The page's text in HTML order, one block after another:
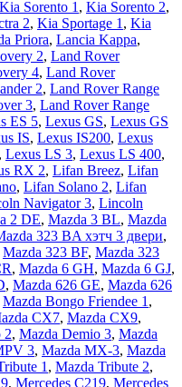
Kia Sorento 1 , Kia Sorento 2,
2, Kia Sportage 1 , Kia
Priora, Lancia Kappa,
2, Land Rover
4, Land Rover
2, Land Rover Range
3, Land Rover Range
ES 5, Lexus GS, Lexus GS
IS, Lexus IS200, Lexus
, Lexus LS 3, Lexus LS 400,
RX 2, Lifan Breez, Lifan
, Lifan Solano 2, Lifan
Navigator 3, Lincoln
2 DE, Mazda 3 BL, Mazda
323 BA хэтч 3 двери,
Mazda 323 BF, Mazda 323
, Mazda 6 GH, Mazda 6 GJ,
, Mazda 626 GE, Mazda 626
Mazda Bongo Friendee 1 ,
CX7, Mazda CX9,
2, Mazda Demio 3, Mazda
3, Mazda MX-3, Mazda
1 , Mazda Tribute 2,
, Mercedes C219, Mercedes